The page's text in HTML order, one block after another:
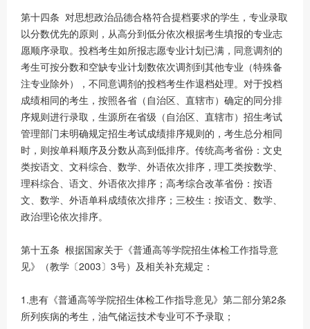
第十四条 对思想政治品德合格符合提档要求的学生，专业录取
以分数优先的原则，从高分到低分依次根据考生填报的专业志
愿顺序录取。投档考生如所报志愿专业计划已满，同意调剂的
考生可按分数和空缺专业计划数依次调剂到其他专业（特殊备
注专业除外），不同意调剂的投档考生作退档处理。对于投档
成绩相同的考生，按照各省（自治区、直辖市）确定的同分排
序规则进行录取，生源所在省级（自治区、直辖市）招生考试
管理部门未明确规定招生考试成绩排序规则的，考生总分相同
时，则按单科顺序及分数从高到低排序。传统高考省份：文史
类按语文、文科综合、数学、外语依次排序，理工类按数学、
理科综合、语文、外语依次排序；高考综合改革省份：按语
文、数学、外语单科成绩依次排序；三校生：按语文、数学、
政治理论依次排序。
第十五条 根据国家关于《普通高等学院招生体检工作指导意
见》（教学〔2003〕3号）及相关补充规定：
1.患有《普通高等学院招生体检工作指导意见》第二部分第2条
所列疾病的考生，油气储运技术专业可不予录取；